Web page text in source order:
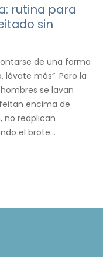
rutina para
sin
de una forma
lávate más”. Pero la
se lavan
encima de
no reaplican
el brote…